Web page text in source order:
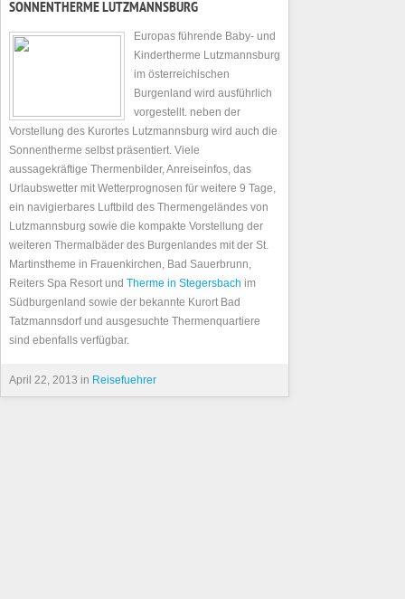
SONNENTHERME LUTZMANNSBURG
Europas führende Baby- und
Kindertherme Lutzmannsburg
im österreichischen
Burgenland wird ausführlich
vorgestellt. neben der
Vorstellung des Kurortes Lutzmannsburg wird auch die
Sonnentherme selbst präsentiert. Viele
aussagekräftige Thermenbilder, Anreiseinfos, das
Urlaubswetter mit Wetterprognosen für weitere 9 Tage,
ein navigierbares Luftbild des Thermengeländes von
Lutzmannsburg sowie die kompakte Vorstellung der
weiteren Thermalbäder des Burgenlandes mit der St.
Martinstheme in Frauenkirchen, Bad Sauerbrunn,
Reiters Spa Resort und Therme in Stegersbach im
Südburgenland sowie der bekannte Kurort Bad
Tatzmannsdorf und ausgesuchte Thermenquartiere
sind ebenfalls verfügbar.
April 22, 2013 in Reisefuehrer